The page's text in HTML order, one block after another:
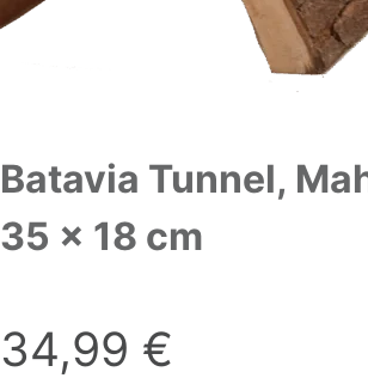
Batavia Tunnel,
35 x 18 cm
34,99 €